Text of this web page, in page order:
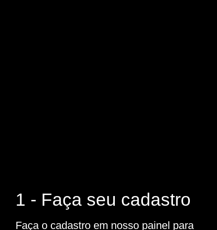
1 - Faça seu cadastro
Faça o cadastro em nosso painel para